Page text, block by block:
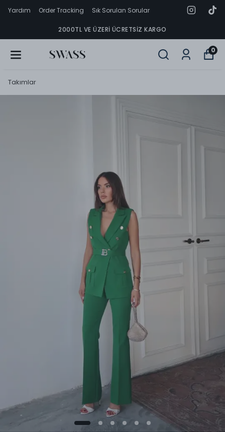
Yardım Order Tracking Sık Sorulan Sorular
2000TL VE ÜZERI ÜCRETSIZ KARGO
0
Takımlar